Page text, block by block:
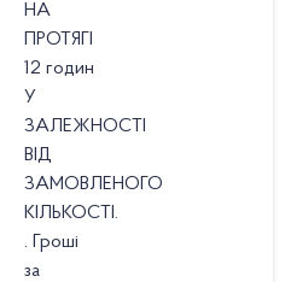
НА
ПРОТЯГІ
12 годин
У
ЗАЛЕЖНОСТІ
ВІД
ЗАМОВЛЕНОГО
КІЛЬКОСТІ.
. Гроші
за